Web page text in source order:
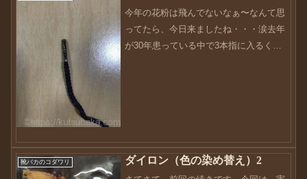
今年の花粉は飛んでないなぁ〜なんて思
ってたら、今日来ましたね・・・涙去年
が30年患っている中で3本指に入るくら
靴バカのコダワリ ダイロン（色の染め替え）2